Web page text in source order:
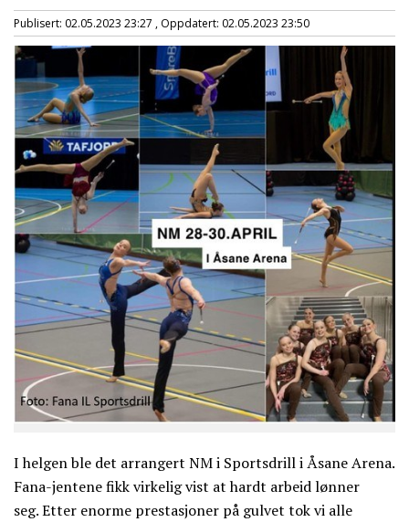
Publisert: 02.05.2023 23:27 , Oppdatert: 02.05.2023 23:50
I helgen ble det arrangert NM i Sportsdrill i Åsane Arena.
Fana-jentene fikk virkelig vist at hardt arbeid lønner
seg. Etter enorme prestasjoner på gulvet tok vi alle